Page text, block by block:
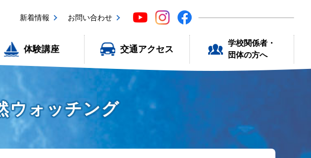
新着情報 お問い合わせ
体験講座 交通アクセス
学校関係者・
団体の方へ
ウォッチング